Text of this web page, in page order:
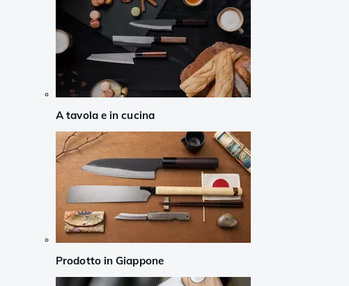
A tavola e in cucina
Prodotto in Giappone